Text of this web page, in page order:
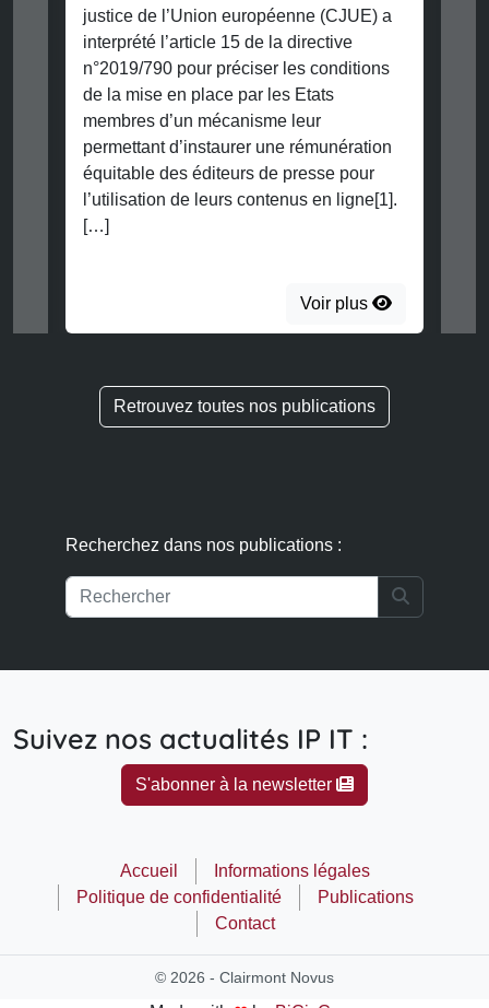
justice de l’Union européenne (CJUE) a
interprété l’article 15 de la directive
n°2019/790 pour préciser les conditions
de la mise en place par les Etats
membres d’un mécanisme leur
permettant d’instaurer une rémunération
équitable des éditeurs de presse pour
l’utilisation de leurs contenus en ligne[1].
[…]
Voir plus
Retrouvez toutes nos publications
Recherchez dans nos publications :
Suivez nos actualités IP IT :
S'abonner à la newsletter
Accueil
Informations légales
Politique de confidentialité
Publications
Contact
© 2026 - Clairmont Novus